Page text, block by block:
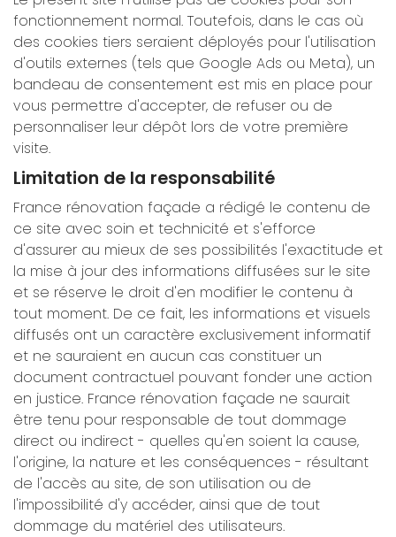
fonctionnement normal. Toutefois, dans le cas où
des cookies tiers seraient déployés pour l'utilisation
d'outils externes (tels que Google Ads ou Meta), un
bandeau de consentement est mis en place pour
vous permettre d'accepter, de refuser ou de
personnaliser leur dépôt lors de votre première
visite.
Limitation de la responsabilité
France rénovation façade a rédigé le contenu de
ce site avec soin et technicité et s'efforce
d'assurer au mieux de ses possibilités l'exactitude et
la mise à jour des informations diffusées sur le site
et se réserve le droit d'en modifier le contenu à
tout moment. De ce fait, les informations et visuels
diffusés ont un caractère exclusivement informatif
et ne sauraient en aucun cas constituer un
document contractuel pouvant fonder une action
en justice. France rénovation façade ne saurait
être tenu pour responsable de tout dommage
direct ou indirect - quelles qu'en soient la cause,
l'origine, la nature et les conséquences - résultant
de l'accès au site, de son utilisation ou de
l'impossibilité d'y accéder, ainsi que de tout
dommage du matériel des utilisateurs.